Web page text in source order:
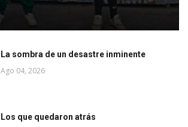
La sombra de un desastre inminente
Ago 04, 2026
Los que quedaron atrás